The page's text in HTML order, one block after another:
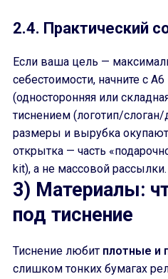
2.4. Практический
Если ваша цель —
себестоимости, начните с
(односторонняя или
тиснением (логотип/слоган/
размеры и вырубка
открытка — часть
kit), а не массовой рассылки.
3) Материалы:
под тиснение
Тиснение любит плотные и
слишком тонких бумагах